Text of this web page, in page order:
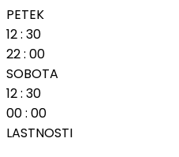
PETEK
12: 30
22: 00
SOBOTA
12: 30
00: 00
LASTNOSTI